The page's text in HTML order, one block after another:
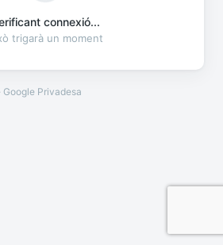
connexió...
trigarà un moment
Google Privadesa